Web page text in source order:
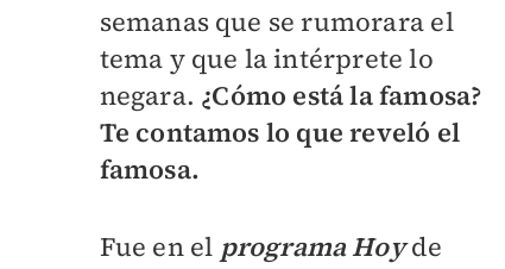
semanas que se rumorara el
tema y que la intérprete lo
negara. ¿Cómo está la famosa?
Te contamos lo que reveló el
famosa.
Fue en el programa Hoyde